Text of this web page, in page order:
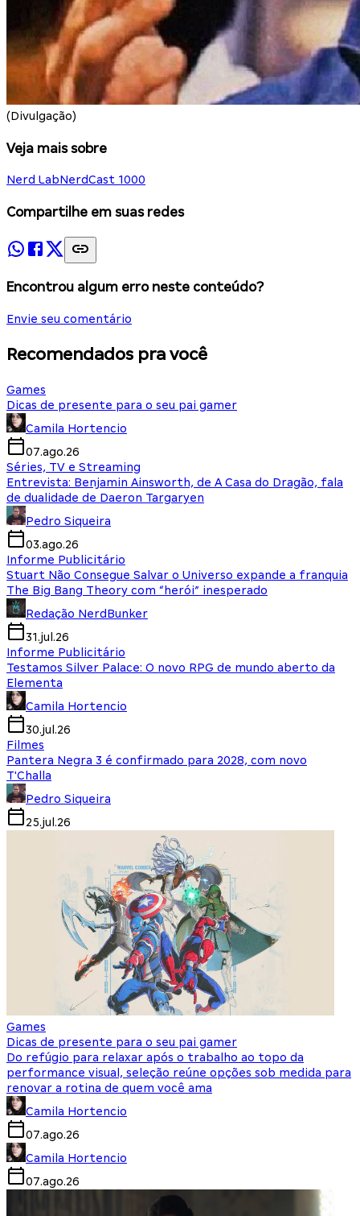
(Divulgação)
Veja mais sobre
Nerd LabNerdCast 1000
Compartilhe em suas redes
Encontrou algum erro neste conteúdo?
Envie seu comentário
Recomendados pra você
Games
Dicas de presente para o seu pai gamer
Camila Hortencio
07.ago.26
Séries, TV e Streaming
Entrevista: Benjamin Ainsworth, de A Casa do Dragão, fala
de dualidade de Daeron Targaryen
Pedro Siqueira
03.ago.26
Informe Publicitário
Stuart Não Consegue Salvar o Universo expande a franquia
The Big Bang Theory com “herói” inesperado
Redação NerdBunker
31.jul.26
Informe Publicitário
Testamos Silver Palace: O novo RPG de mundo aberto da
Elementa
Camila Hortencio
30.jul.26
Filmes
Pantera Negra 3 é confirmado para 2028, com novo
T'Challa
Pedro Siqueira
25.jul.26
Games
Dicas de presente para o seu pai gamer
Do refúgio para relaxar após o trabalho ao topo da
performance visual, seleção reúne opções sob medida para
renovar a rotina de quem você ama
Camila Hortencio
07.ago.26
Camila Hortencio
07.ago.26